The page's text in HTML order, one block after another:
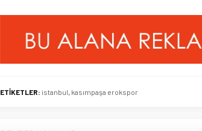
ETİKETLER: istanbul, kasımpaşa erokspor